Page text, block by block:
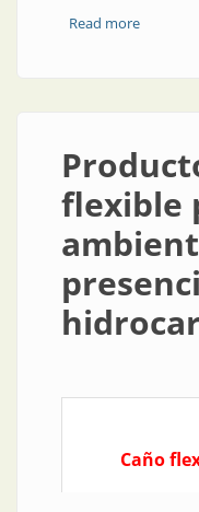
Read moreabout
flexible
Caño